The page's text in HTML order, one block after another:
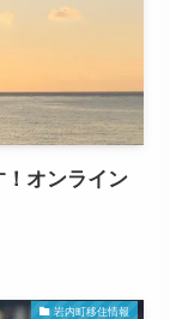
オンライン
岩内町移住情報